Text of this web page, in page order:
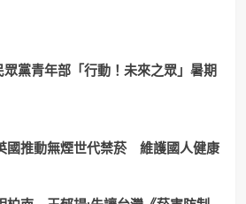
黨青年部「行動！未來之眾」暑期
國推動無煙世代禁菸 維護國人健康